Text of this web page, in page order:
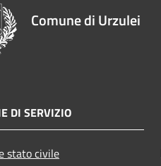
Comune di Urzulei
DI SERVIZIO
stato civile